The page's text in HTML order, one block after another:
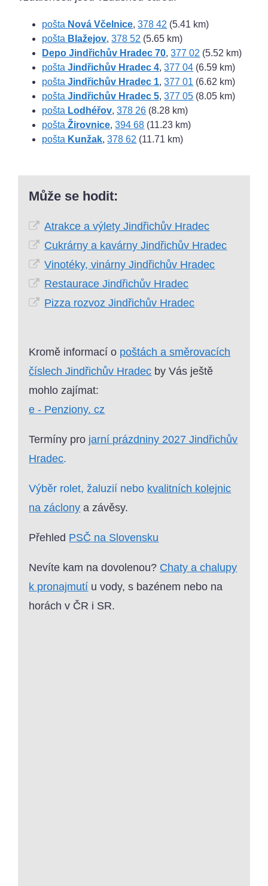
pošta Nová Včelnice,378 42 (5.41 km)
pošta Blažejov,378 52 (5.65 km)
Depo Jindřichův Hradec 70,377 02 (5.52 km)
poštaJindřichův Hradec 4,377 04 (6.59 km)
poštaJindřichův Hradec 1,377 01 (6.62 km)
poštaJindřichův Hradec 5,377 05 (8.05 km)
pošta Lodhéřov,378 26 (8.28 km)
poštaŽirovnice,394 68 (11.23 km)
pošta Kunžak,378 62 (11.71 km)
Může se hodit:
Atrakce a výlety Jindřichův Hradec
Cukrárny a kavárny Jindřichův Hradec
Vinotéky, vinárny Jindřichův Hradec
Restaurace Jindřichův Hradec
Pizza rozvoz Jindřichův Hradec
Kromě informací o poštách a směrovacích
číslech Jindřichův Hradec by Vás ještě
mohlo zajímat:
e - Penziony. cz
Termíny pro jarní prázdniny 2027 Jindřichův
Hradec.
Výběr rolet, žaluzií nebo kvalitních kolejnic
na záclony a závěsy.
Přehled PSČ na Slovensku
Nevíte kam na dovolenou? Chaty a chalupy
k pronajmutí u vody, s bazénem nebo na
horách v ČR i SR.